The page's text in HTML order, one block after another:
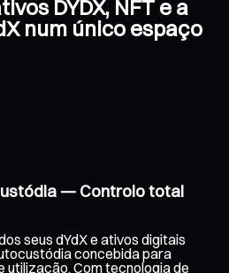
DYDX, NFT e a
num único espaço
— Controlo total
seus dYdX e ativos digitais
concebida para
utilização. Com tecnologia de